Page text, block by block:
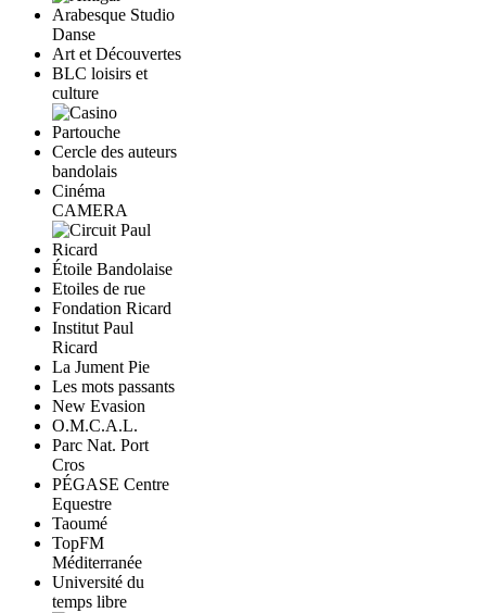
Arabesque Studio
Danse
Art et Découvertes
BLC loisirs et
culture
Cercle des auteurs
bandolais
Cinéma
CAMERA
Étoile Bandolaise
Etoiles de rue
Fondation Ricard
Institut Paul
Ricard
La Jument Pie
Les mots passants
New Evasion
O.M.C.A.L.
Parc Nat. Port
Cros
PÉGASE Centre
Equestre
Taoumé
TopFM
Méditerranée
Université du
temps libre